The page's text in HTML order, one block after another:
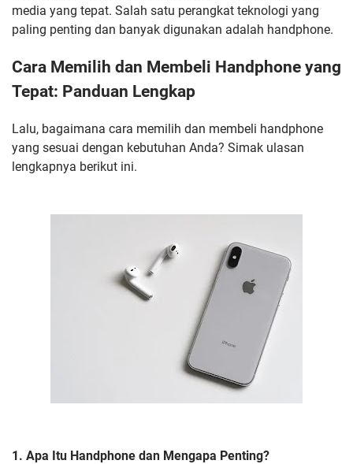
media yang tepat. Salah satu perangkat teknologi yang
paling penting dan banyak digunakan adalah handphone.
Cara Memilih dan Membeli Handphone yang
Tepat: Panduan Lengkap
Lalu, bagaimana cara memilih dan membeli handphone
yang sesuai dengan kebutuhan Anda? Simak ulasan
lengkapnya berikut ini.
1. Apa Itu Handphone dan Mengapa Penting?